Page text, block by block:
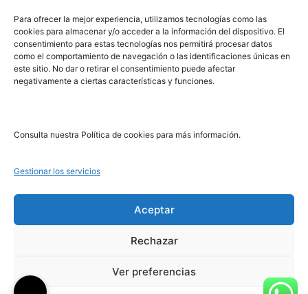
Para ofrecer la mejor experiencia, utilizamos tecnologías como las
cookies para almacenar y/o acceder a la información del dispositivo. El
consentimiento para estas tecnologías nos permitirá procesar datos
como el comportamiento de navegación o las identificaciones únicas en
este sitio. No dar o retirar el consentimiento puede afectar
negativamente a ciertas características y funciones.
Consulta nuestra Política de cookies para más información.
Gestionar los servicios
Aceptar
Rechazar
Ver preferencias
PRL | Films
PRL | Play
PRL | LAB
Noticias
Legal
Aviso Legal
Política de Cookies
Política de Privacidad